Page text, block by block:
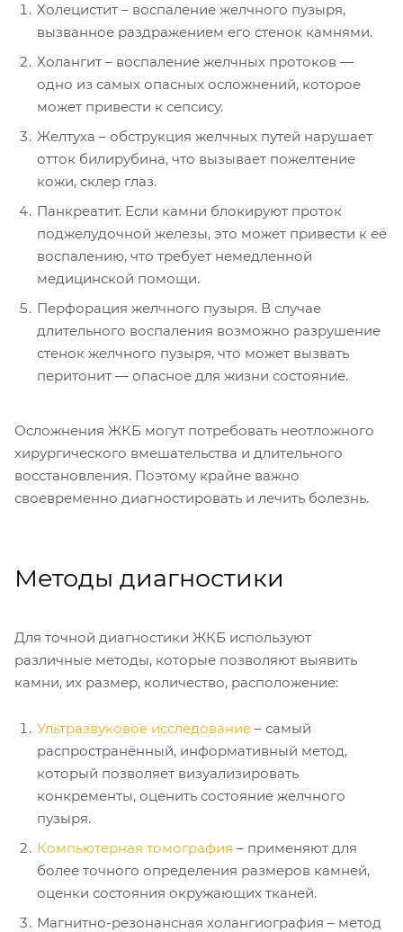
Холецистит – воспаление желчного пузыря,
вызванное раздражением его стенок камнями.
Холангит – воспаление желчных протоков —
одно из самых опасных осложнений, которое
может привести к сепсису.
Желтуха – обструкция желчных путей нарушает
отток билирубина, что вызывает пожелтение
кожи, склер глаз.
Панкреатит. Если камни блокируют проток
поджелудочной железы, это может привести к её
воспалению, что требует немедленной
медицинской помощи.
Перфорация желчного пузыря. В случае
длительного воспаления возможно разрушение
стенок желчного пузыря, что может вызвать
перитонит — опасное для жизни состояние.
Осложнения ЖКБ могут потребовать неотложного
хирургического вмешательства и длительного
восстановления. Поэтому крайне важно
своевременно диагностировать и лечить болезнь.
Методы диагностики
Для точной диагностики ЖКБ используют
различные методы, которые позволяют выявить
камни, их размер, количество, расположение:
Ультразвуковое исследование – самый
распространённый, информативный метод,
который позволяет визуализировать
конкременты, оценить состояние желчного
пузыря.
Компьютерная томография – применяют для
более точного определения размеров камней,
оценки состояния окружающих тканей.
Магнитно-резонансная холангиография – метод